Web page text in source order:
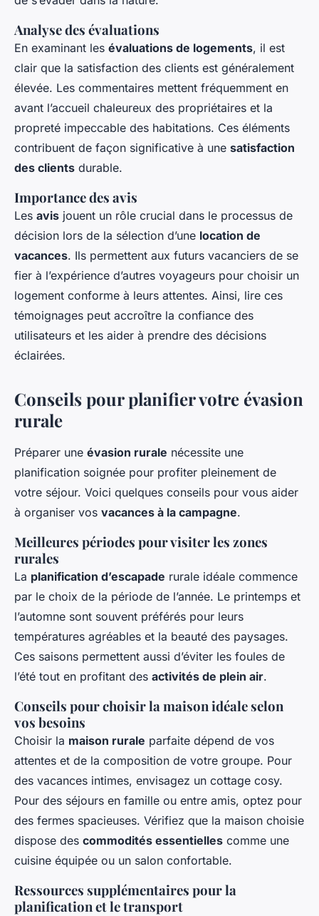
Analyse des évaluations
En examinant les évaluations de logements, il est
clair que la satisfaction des clients est généralement
élevée. Les commentaires mettent fréquemment en
avant l’accueil chaleureux des propriétaires et la
propreté impeccable des habitations. Ces éléments
contribuent de façon significative à une satisfaction
des clients durable.
Importance des avis
Les avis jouent un rôle crucial dans le processus de
décision lors de la sélection d’une location de
vacances. Ils permettent aux futurs vacanciers de se
fier à l’expérience d’autres voyageurs pour choisir un
logement conforme à leurs attentes. Ainsi, lire ces
témoignages peut accroître la confiance des
utilisateurs et les aider à prendre des décisions
éclairées.
Conseils pour planifier votre évasion
rurale
Préparer une évasion rurale nécessite une
planification soignée pour profiter pleinement de
votre séjour. Voici quelques conseils pour vous aider
à organiser vos vacances à la campagne.
Meilleures périodes pour visiter les zones
rurales
La planification d’escapade rurale idéale commence
par le choix de la période de l’année. Le printemps et
l’automne sont souvent préférés pour leurs
températures agréables et la beauté des paysages.
Ces saisons permettent aussi d’éviter les foules de
l’été tout en profitant des activités de plein air.
Conseils pour choisir la maison idéale selon
vos besoins
Choisir la maison rurale parfaite dépend de vos
attentes et de la composition de votre groupe. Pour
des vacances intimes, envisagez un cottage cosy.
Pour des séjours en famille ou entre amis, optez pour
des fermes spacieuses. Vérifiez que la maison choisie
dispose des commodités essentielles comme une
cuisine équipée ou un salon confortable.
Ressources supplémentaires pour la
planification et le transport